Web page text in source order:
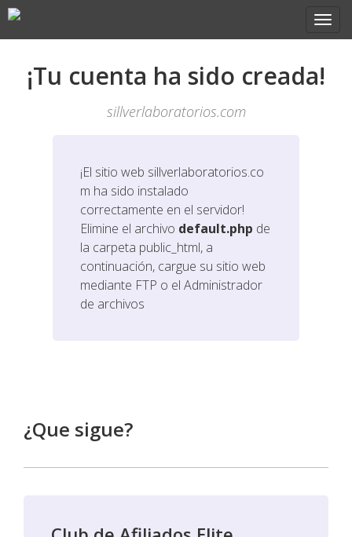
¡Tu cuenta ha sido creada!
sillverlaboratorios.com
¡El sitio web sillverlaboratorios.co
m ha sido instalado
correctamente en el servidor!
Elimine el archivo default.php de
la carpeta public_html, a
continuación, cargue su sitio web
mediante FTP o el Administrador
de archivos
¿Que sigue?